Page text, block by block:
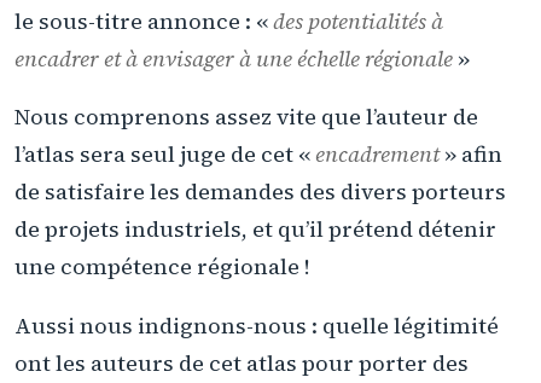
le sous-titre annonce : «des potentialités à
encadrer et à envisager à une échelle régionale »
Nous comprenons assez vite que l’auteur de
l’atlas sera seul juge de cet « encadrement» afin
de satisfaire les demandes des divers porteurs
de projets industriels, et qu’il prétend détenir
une compétence régionale !
Aussi nous indignons-nous : quelle légitimité
ont les auteurs de cet atlas pour porter des